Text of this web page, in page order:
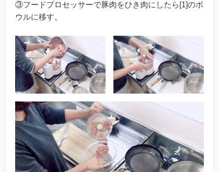
③フードプロセッサーで豚肉をひき肉にしたら[1]のボ
ウルに移す。